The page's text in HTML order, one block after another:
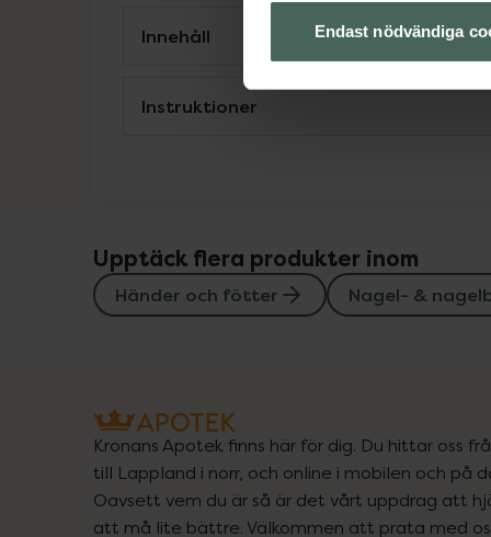
Endast nödvändiga
Innehåll
Instruktioner
Upptäck flera produkter inom
Händer och fötter Nagel- &
Kronans Apotek finns här för dig. Du hittar oss
till Lappland i norr, och online i mobilen och på
Oavsett vem du är så är det vårt uppdrag att
att må lite bättre. Välkommen att prata med